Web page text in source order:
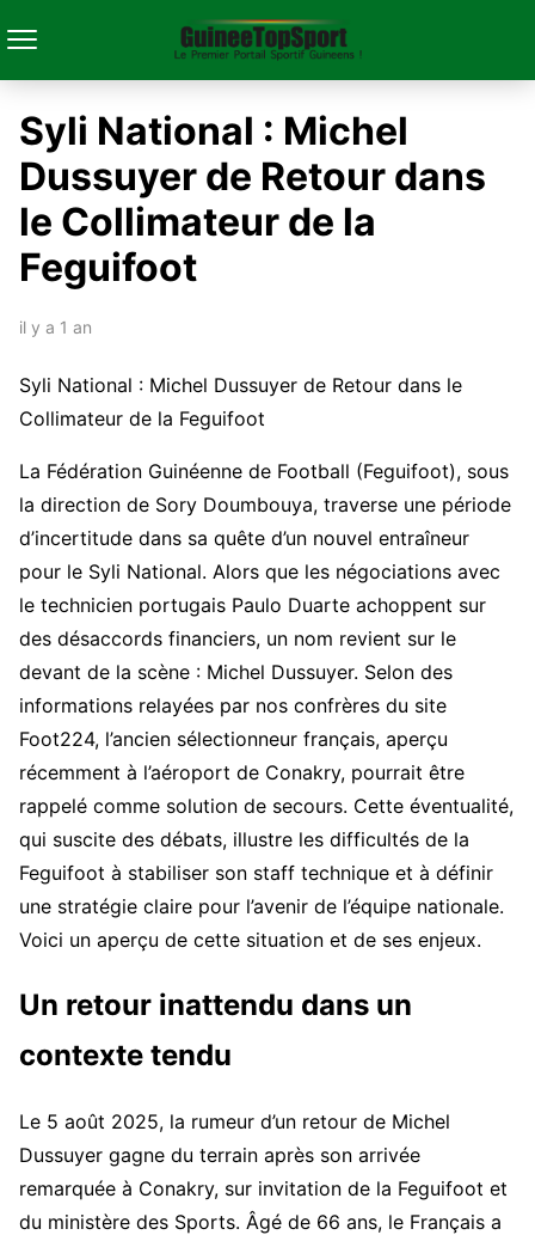
Syli National : Michel
Dussuyer de Retour dans
le Collimateur de la
Feguifoot
il y a 1 an
Syli National : Michel Dussuyer de Retour dans le
Collimateur de la Feguifoot
La Fédération Guinéenne de Football (Feguifoot), sous
la direction de Sory Doumbouya, traverse une période
d’incertitude dans sa quête d’un nouvel entraîneur
pour le Syli National. Alors que les négociations avec
le technicien portugais Paulo Duarte achoppent sur
des désaccords financiers, un nom revient sur le
devant de la scène : Michel Dussuyer. Selon des
informations relayées par nos confrères du site
Foot224, l’ancien sélectionneur français, aperçu
récemment à l’aéroport de Conakry, pourrait être
rappelé comme solution de secours. Cette éventualité,
qui suscite des débats, illustre les difficultés de la
Feguifoot à stabiliser son staff technique et à définir
une stratégie claire pour l’avenir de l’équipe nationale.
Voici un aperçu de cette situation et de ses enjeux.
Un retour inattendu dans un
contexte tendu
Le 5 août 2025, la rumeur d’un retour de Michel
Dussuyer gagne du terrain après son arrivée
remarquée à Conakry, sur invitation de la Feguifoot et
du ministère des Sports. Âgé de 66 ans, le Français a